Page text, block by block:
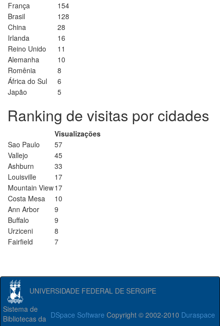
França
154
Brasil
128
China
28
Irlanda
16
Reino Unido
11
Alemanha
10
Romênia
8
África do Sul
6
Japão
5
Ranking de visitas por cidades
Visualizações
Sao Paulo
57
Vallejo
45
Ashburn
33
Louisville
17
Mountain View17
Costa Mesa
10
Ann Arbor
9
Buffalo
9
Urziceni
8
Fairfield
7
UNIVERSIDADE FEDERAL DE SERGIPE
DSpace Software Copyright © 2002-2010 Duraspace
Sistema de
Bibliotecas da